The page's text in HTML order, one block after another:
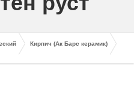
Кирпич (Ак Барс керамик)